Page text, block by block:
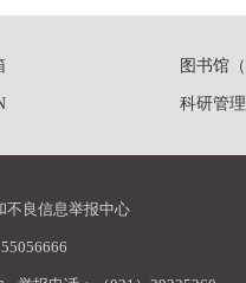
图书馆
科研管
不良信息举报中心